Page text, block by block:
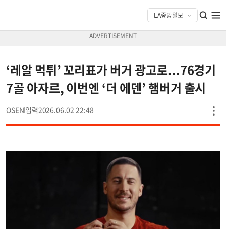
‘레알 먹튀’ 꼬리표가 버거 광고로...76경기
7골 아자르, 이번엔 ‘더 에덴’ 햄버거 출시
OSEN 2026.06.02 22:48